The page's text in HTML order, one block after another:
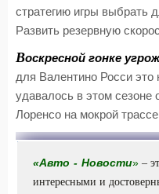
стратегию игры выбрать
Развить резервную
Воскресной гонке
для Валентино Росси это
удавалось в этом сезоне
Лоренсо на мокрой
«Авто -Новости» –
интересными и